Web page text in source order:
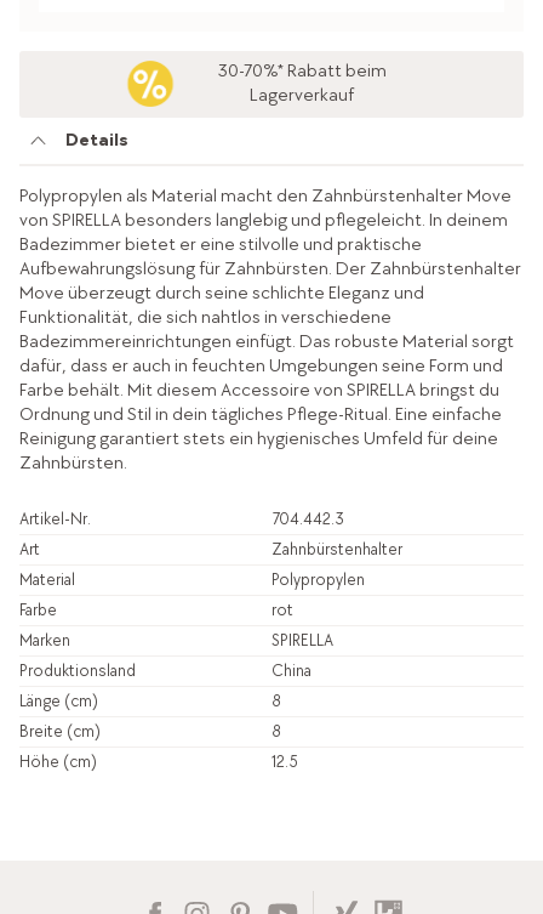
30-70%* Rabatt beim
Lagerverkauf
Details
Polypropylen als Material macht den Zahnbürstenhalter Move
von SPIRELLA besonders langlebig und pflegeleicht. In deinem
Badezimmer bietet er eine stilvolle und praktische
Aufbewahrungslösung für Zahnbürsten. Der Zahnbürstenhalter
Move überzeugt durch seine schlichte Eleganz und
Funktionalität, die sich nahtlos in verschiedene
Badezimmereinrichtungen einfügt. Das robuste Material sorgt
dafür, dass er auch in feuchten Umgebungen seine Form und
Farbe behält. Mit diesem Accessoire von SPIRELLA bringst du
Ordnung und Stil in dein tägliches Pflege-Ritual. Eine einfache
Reinigung garantiert stets ein hygienisches Umfeld für deine
Zahnbürsten.
Artikel-Nr.
704.442.3
Art
Zahnbürstenhalter
Material
Polypropylen
Farbe
rot
Marken
SPIRELLA
Produktionsland
China
Länge (cm)
8
Breite (cm)
8
Höhe (cm)
12.5